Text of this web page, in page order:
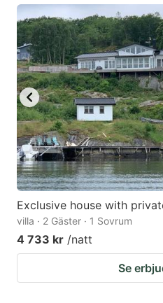
Exclusive house with
villa · 2 Gäster · 1 Sovrum
4 733 kr /natt
Se